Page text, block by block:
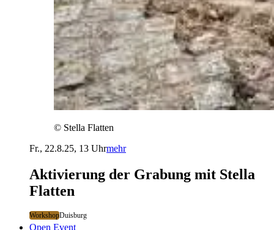
© Stella Flatten
Fr., 22.8.25, 13 Uhrmehr
Aktivierung der Grabung mit Stella
Flatten
WorkshopDuisburg
Open Event